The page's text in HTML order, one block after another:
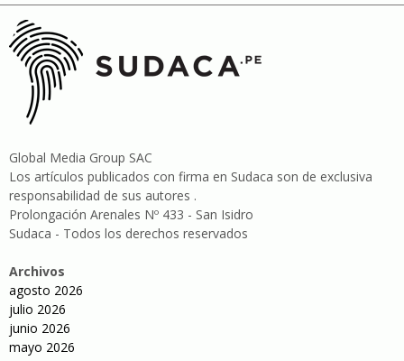
Global Media Group SAC
Los artículos publicados con firma en Sudaca son de exclusiva
responsabilidad de sus autores .
Prolongación Arenales Nº 433 - San Isidro
Sudaca - Todos los derechos reservados
Archivos
agosto 2026
julio 2026
junio 2026
mayo 2026